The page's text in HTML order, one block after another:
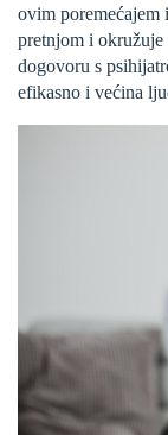
ovim poremećajem
pretnjom i okružuje
dogovoru s
efikasno i većina